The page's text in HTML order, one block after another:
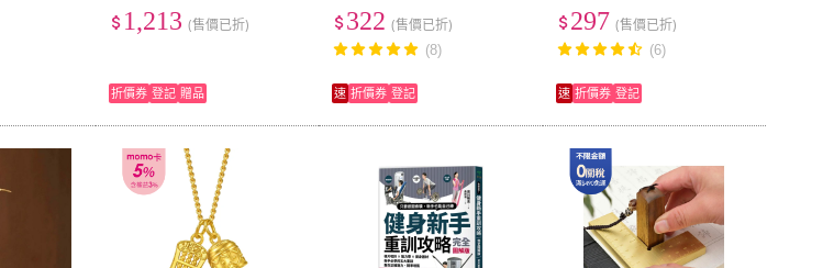
財淨化開運(黃銅風鈴五帝錢
平安居家4款n1kf74)
1,213 (售價已折)
折價券 登記 贈品
枝 百年園藝老店繼承人的綠
手指養護祕笈。
322 (售價已折)
(8)
速 折價券 登記
康計畫
297 (售價已折)
(6)
速 折價券 登記